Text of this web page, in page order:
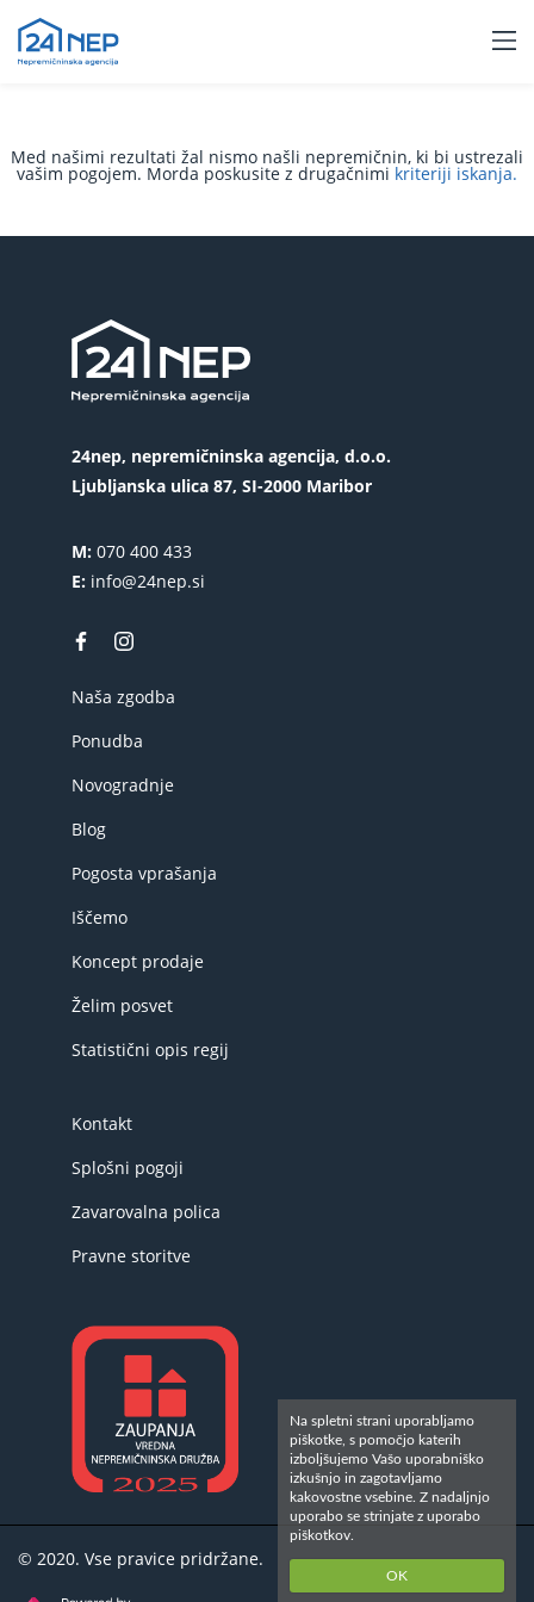
Med našimi rezultati žal nismo našli nepremičnin, ki bi ustrezali
vašim pogojem. Morda poskusite z drugačnimi kriteriji iskanja.
24nep, nepremičninska agencija, d.o.o.
Ljubljanska ulica 87, SI-2000 Maribor
M: 070 400 433
E: info@24nep.si
Naša zgodba
Ponudba
Novogradnje
Blog
Pogosta vprašanja
Iščemo
Koncept prodaje
Želim posvet
Statistični opis regij
Kontakt
Splošni pogoji
Zavarovalna polica
Pravne storitve
© 2020. Vse pravice pridržane.
Na spletni strani uporabljamo
piškotke, s pomočjo katerih
izboljšujemo Vašo uporabniško
izkušnjo in zagotavljamo
kakovostne vsebine. Z nadaljnjo
uporabo se strinjate z uporabo
piškotkov.
OK